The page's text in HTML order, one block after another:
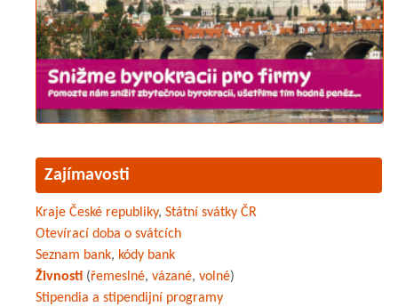
Zajímavosti
Kraje České republiky, Státní svátky ČR
Otevírací doba o svátcích
Seznam bank, kódy bank
Živnosti (řemeslné, vázané, volné)
Stipendia a stipendijní programy